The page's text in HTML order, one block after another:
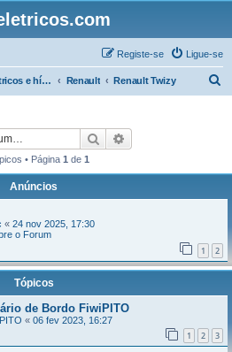
Ligue-se
Registe-se
Veículos elétricos e híbridos plug-in Renault Renault Twizy
Pesquisar
• Página 1 de 1
Anúncios
« 24 nov 2025, 17:30
o Forum
1 2
Tópicos
de Bordo FiwiPITO
« 06 fev 2023, 16:27
1 2 3